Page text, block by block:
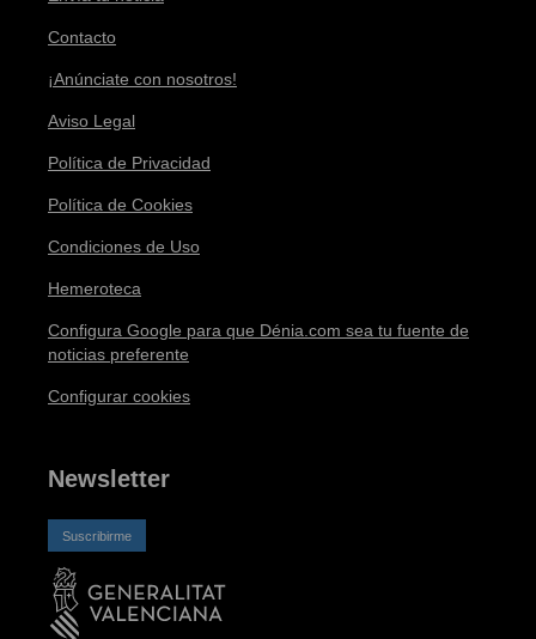
Contacto
¡Anúnciate con nosotros!
Aviso Legal
Política de Privacidad
Política de Cookies
Condiciones de Uso
Hemeroteca
Configura Google para que Dénia.com sea tu fuente de
noticias preferente
Configurar cookies
Newsletter
Suscribirme